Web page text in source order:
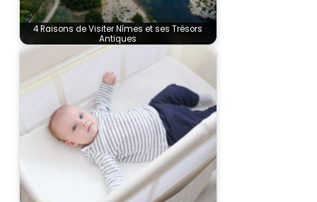
4 Raisons de Visiter Nîmes et ses Trésors
Antiques